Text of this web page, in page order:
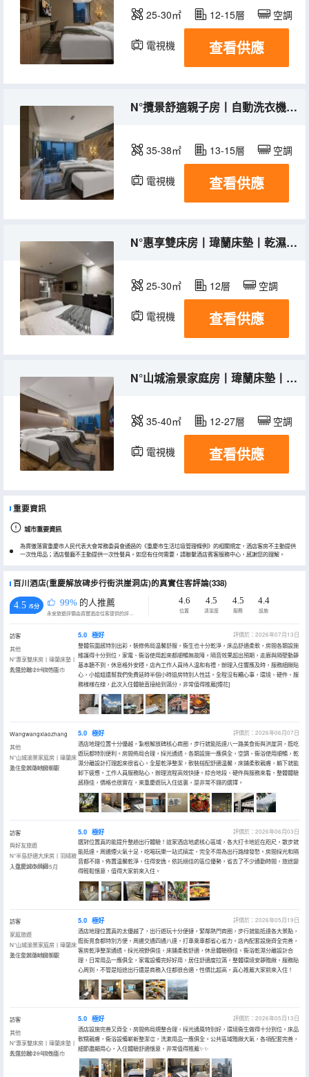
25-30㎡ 12-15層 空調
電視機 查看供應
N°攬景舒適親子房丨自動洗衣機丨全景落地窗景觀
35-38㎡ 13-15層 空調
電視機 冰箱
查看供應
N°惠享雙床房丨瑋蘭床墊丨乾濕分離丨一次性面巾
25-30㎡ 12層 空調
電視機 查看供應
N°山城渝景家庭房丨瑋蘭床墊丨全景落地窗景觀
35-40㎡ 12-27層 空調
電視機 冰箱
查看供應
重要資訊
城市重要資訊
為貫徹落實重慶市人民代表大會常務委員會通過的《重慶市生活垃圾管理條例》的相關規定，酒店客房不主動提供
一次性用品；酒店餐廳不主動提供一次性餐具。如您有任何需要，請聯繫酒店賓客服務中心，感謝您的理解。
百川酒店(重慶解放碑步行街洪崖洞店)的真實住客評論(338)
4.5 /5分 99% 的人推薦
永安旅遊評價由真實酒店住客提供的評價。
4.6
位置
4.5
清潔度
4.5
服務
4.4
設施
訪客
其他
N°惠享雙床房丨瑋蘭床墊丨
乾濕分離丨一次性面巾
入住於2026年07月
5.0 極好
評價於：2026年07月13日
整體氛圍感特別出彩，裝修佈局温馨舒服，衞生也十分乾淨，床品舒適柔軟，房間各類設施
維護得十分到位，家電、衞浴使用起來都順暢無故障。隔音效果超出預期，走廊與隔壁動靜
基本聽不到，休息格外安穩。店內工作人員待人温和有禮，辦理入住響應及時，服務細緻貼
心，小姐姐還幫我們免費延時半個小時退房特別人性話。全程沒有糟心事，環境、硬件、服
務樣樣在線，此次入住體驗直接給到滿分，非常值得推薦[煙花]
Wangwangxiaozhang
其他
N°山城渝景家庭房丨瑋蘭床
墊丨全景落地窗景觀
入住於2026年06月
5.0 極好
評價於：2026年06月07日
酒店地理位置十分優越，紮根解放碑核心商圈，步行就能抵達八一路美食街與洪崖洞，逛吃
遊玩都特別便利。房間佈局合理，採光通透，各類設施一應俱全，空調、衞浴使用順暢，乾
濕分離設計打理起來很省心。全屋乾淨整潔，軟裝搭配舒適温馨，床鋪柔軟親膚，躺下就能
卸下疲憊。工作人員服務貼心，辦理流程高效快捷。綜合地段、硬件與服務來看，整體體驗
感極佳，價格也很實在，來重慶遊玩入住這裏，是非常不錯的選擇。
訪客
與好友旅遊
N°半島舒適大床房丨羽絨被
丨重慶城市景觀
入住於2026年05月
5.0 極好
評價於：2026年06月03日
選對位置真的能提升整趟出行體驗！這家酒店地處核心區域，各大打卡地近在咫尺，散步就
能抵達。周邊煙火氣十足，吃喝玩樂一站式搞定，完全不用為出行路線發愁。房間採光和隔
音都不錯，佈置温馨乾淨，住得安逸。依託絕佳的區位優勢，省去了不少通勤時間，旅途變
得輕鬆愜意，值得大家前來入住。
訪客
家庭旅遊
N°山城渝景家庭房丨瑋蘭床
墊丨全景落地窗景觀
入住於2026年05月
5.0 極好
評價於：2026年05月19日
酒店地理位置真的太優越了，出行遊玩十分便捷，緊鄰熱門商圈，步行就能抵達各大景點，
逛街覓食都特別方便，周邊交通四通八達，打車乘車都省心省力。店內配套設施齊全完善，
客房乾淨整潔通透，採光視野俱佳，床鋪柔軟舒適，休息體驗極佳。衞浴乾濕分離設計合
理，日常用品一應俱全，家電設備完好好用，居住舒適度拉滿。整體環境安靜雅緻，服務貼
心周到，不管是短途出行還是商務入住都很合適，性價比超高，真心推薦大家前來入住！
訪客
其他
N°惠享雙床房丨瑋蘭床墊丨
乾濕分離丨一次性面巾
入住於2026年05月
5.0 極好
評價於：2026年05月13日
酒店設施完善又齊全，房間佈局規整合理，採光通風特別好，環境衞生做得十分到位。床品
軟糯親膚，衞浴設備嶄新整潔👏，洗漱用品一應俱全。公共區域雅緻大氣，各項配套完善，
細節盡顯用心，入住體驗舒適愜意，非常值得推薦✨✨